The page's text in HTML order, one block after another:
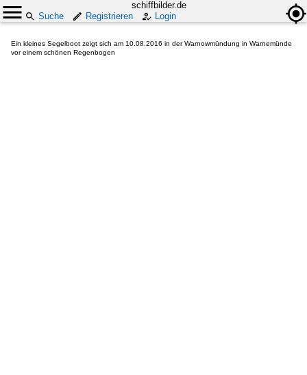
schiffbilder.de
Suche
Registrieren Login
Ein kleines Segelboot zeigt sich am 10.08.2016 in der Warnowmündung in Warnemünde
vor einem schönen Regenbogen